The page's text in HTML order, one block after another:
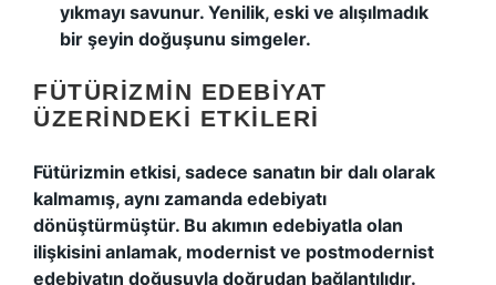
yıkmayı savunur. Yenilik, eski ve alışılmadık
bir şeyin doğuşunu simgeler.
FÜTÜRIZMIN EDEBIYAT
ÜZERINDEKI ETKILERI
Fütürizmin etkisi, sadece sanatın bir dalı olarak
kalmamış, aynı zamanda edebiyatı
dönüştürmüştür. Bu akımın edebiyatla olan
ilişkisini anlamak, modernist ve postmodernist
edebiyatın doğuşuyla doğrudan bağlantılıdır.